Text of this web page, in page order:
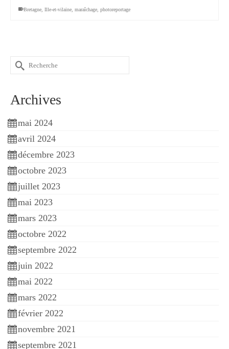
Bretagne Ille-et-vilaine maraîchage photoreportage
R
e
e
c
h
e
r
:
Archives
mai 2024
avril 2024
décembre 2023
octobre 2023
juillet 2023
mai 2023
mars 2023
octobre 2022
septembre 2022
juin 2022
mai 2022
mars 2022
février 2022
novembre 2021
septembre 2021